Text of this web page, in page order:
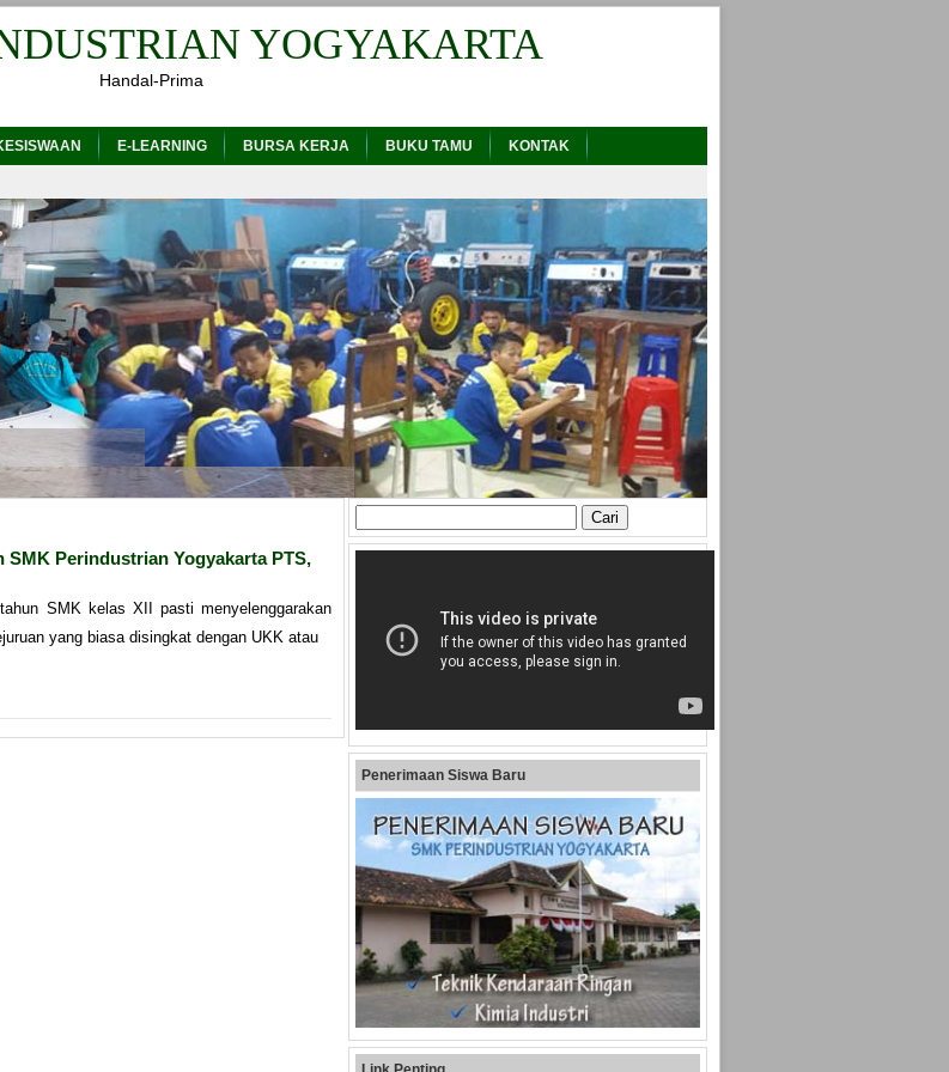
YOGYAKARTA
Handal-Prima
E-LEARNING BURSA KERJA BUKU TAMU KONTAK
SMK Perindustrian Yogyakarta PTS,
SMK kelas XII pasti menyelenggarakan
yang biasa disingkat dengan UKK atau
untuk:
Penerimaan Siswa Baru